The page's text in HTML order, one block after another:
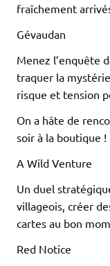
fraîchement
Gévaudan
Menez l’enquête
traquer la
risque et tension
On a hâte de
soir à la boutique !
A Wild Venture
Un duel
villageois, créer
cartes au bon
Red Notice